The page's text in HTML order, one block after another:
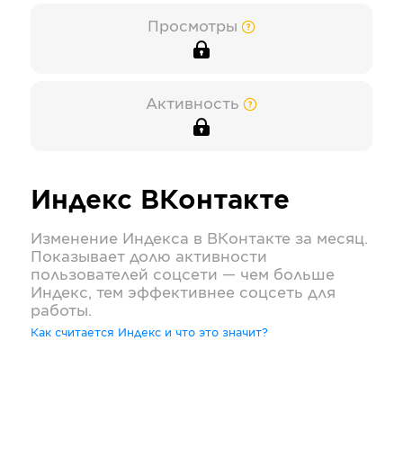
Просмотры
Активность
Индекс ВКонтакте
Изменение Индекса в ВКонтакте за месяц.
Показывает долю активности
пользователей соцсети — чем больше
Индекс, тем эффективнее соцсеть для
работы.
Как считается Индекс и что это значит?